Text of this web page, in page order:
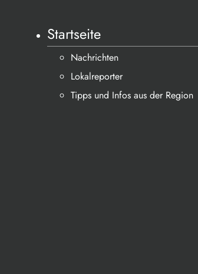
Startseite
Nachrichten
Lokalreporter
Tipps und Infos aus der Region